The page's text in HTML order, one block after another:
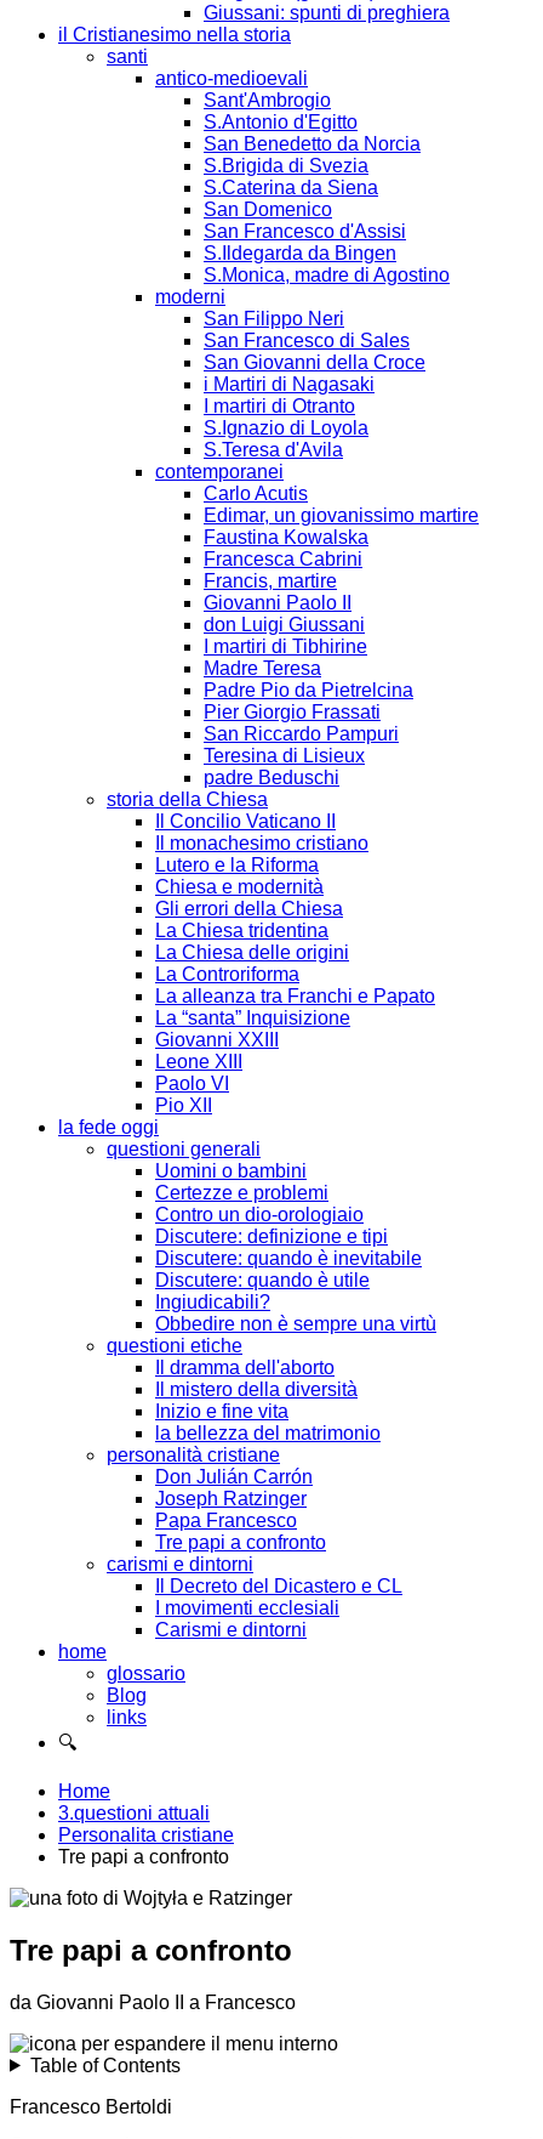
Giussani: spunti di preghiera
il Cristianesimo nella storia
santi
antico-medioevali
Sant'Ambrogio
S.Antonio d'Egitto
San Benedetto da Norcia
S.Brigida di Svezia
S.Caterina da Siena
San Domenico
San Francesco d'Assisi
S.Ildegarda da Bingen
S.Monica, madre di Agostino
moderni
San Filippo Neri
San Francesco di Sales
San Giovanni della Croce
i Martiri di Nagasaki
I martiri di Otranto
S.Ignazio di Loyola
S.Teresa d'Avila
contemporanei
Carlo Acutis
Edimar, un giovanissimo martire
Faustina Kowalska
Francesca Cabrini
Francis, martire
Giovanni Paolo II
don Luigi Giussani
I martiri di Tibhirine
Madre Teresa
Padre Pio da Pietrelcina
Pier Giorgio Frassati
San Riccardo Pampuri
Teresina di Lisieux
padre Beduschi
storia della Chiesa
Il Concilio Vaticano II
Il monachesimo cristiano
Lutero e la Riforma
Chiesa e modernità
Gli errori della Chiesa
La Chiesa tridentina
La Chiesa delle origini
La Controriforma
La alleanza tra Franchi e Papato
La “santa” Inquisizione
Giovanni XXIII
Leone XIII
Paolo VI
Pio XII
la fede oggi
questioni generali
Uomini o bambini
Certezze e problemi
Contro un dio-orologiaio
Discutere: definizione e tipi
Discutere: quando è inevitabile
Discutere: quando è utile
Ingiudicabili?
Obbedire non è sempre una virtù
questioni etiche
Il dramma dell'aborto
Il mistero della diversità
Inizio e fine vita
la bellezza del matrimonio
personalità cristiane
Don Julián Carrón
Joseph Ratzinger
Papa Francesco
Tre papi a confronto
carismi e dintorni
Il Decreto del Dicastero e CL
I movimenti ecclesiali
Carismi e dintorni
home
glossario
Blog
links
🔍
Home
3.questioni attuali
Personalita cristiane
Tre papi a confronto
Tre papi a confronto
da Giovanni Paolo II a Francesco
Table of Contents
Francesco Bertoldi